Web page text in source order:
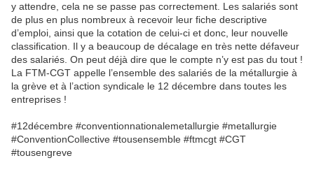
y attendre, cela ne se passe pas correctement. Les salariés sont
de plus en plus nombreux à recevoir leur fiche descriptive
d’emploi, ainsi que la cotation de celui-ci et donc, leur nouvelle
classification. Il y a beaucoup de décalage en très nette défaveur
des salariés. On peut déjà dire que le compte n’y est pas du tout !
La FTM-CGT appelle l’ensemble des salariés de la métallurgie à
la grève et à l’action syndicale le 12 décembre dans toutes les
entreprises !
#12décembre #conventionnationalemetallurgie #metallurgie
#ConventionCollective #tousensemble #ftmcgt #CGT
#tousengreve